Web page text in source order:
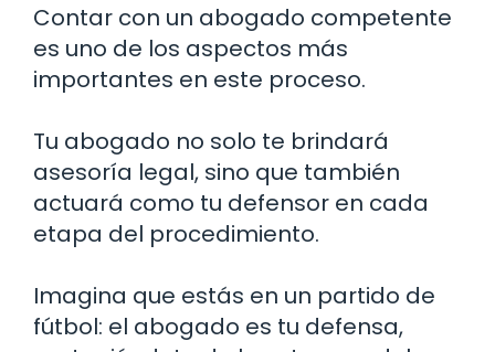
Contar con un abogado competente
es uno de los aspectos más
importantes en este proceso.
Tu abogado no solo te brindará
asesoría legal, sino que también
actuará como tu defensor en cada
etapa del procedimiento.
Imagina que estás en un partido de
fútbol: el abogado es tu defensa,